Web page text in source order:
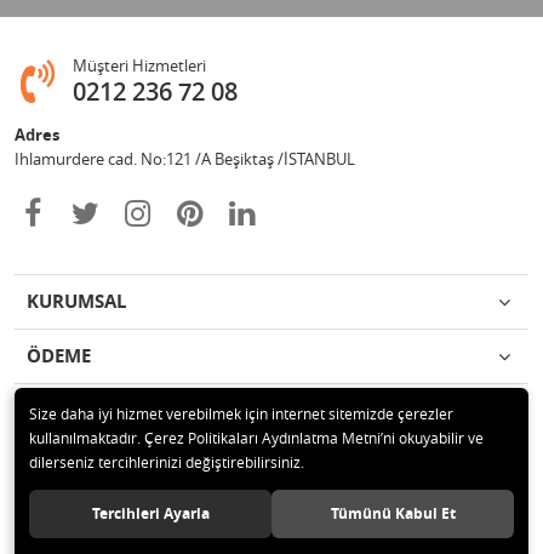
Müşteri Hizmetleri
0212 236 72 08
Adres
Ihlamurdere cad. No:121 /A Beşiktaş /İSTANBUL
KURUMSAL
ÖDEME
İLETİŞİM
© 2020 Avize Marketim Tüm hakları saklıdır.
Size daha iyi hizmet verebilmek için internet sitemizde çerezler
kullanılmaktadır. Çerez Politikaları Aydınlatma Metni’ni okuyabilir ve
dilerseniz tercihlerinizi değiştirebilirsiniz.
Tercihleri Ayarla Tümünü Kabul Et